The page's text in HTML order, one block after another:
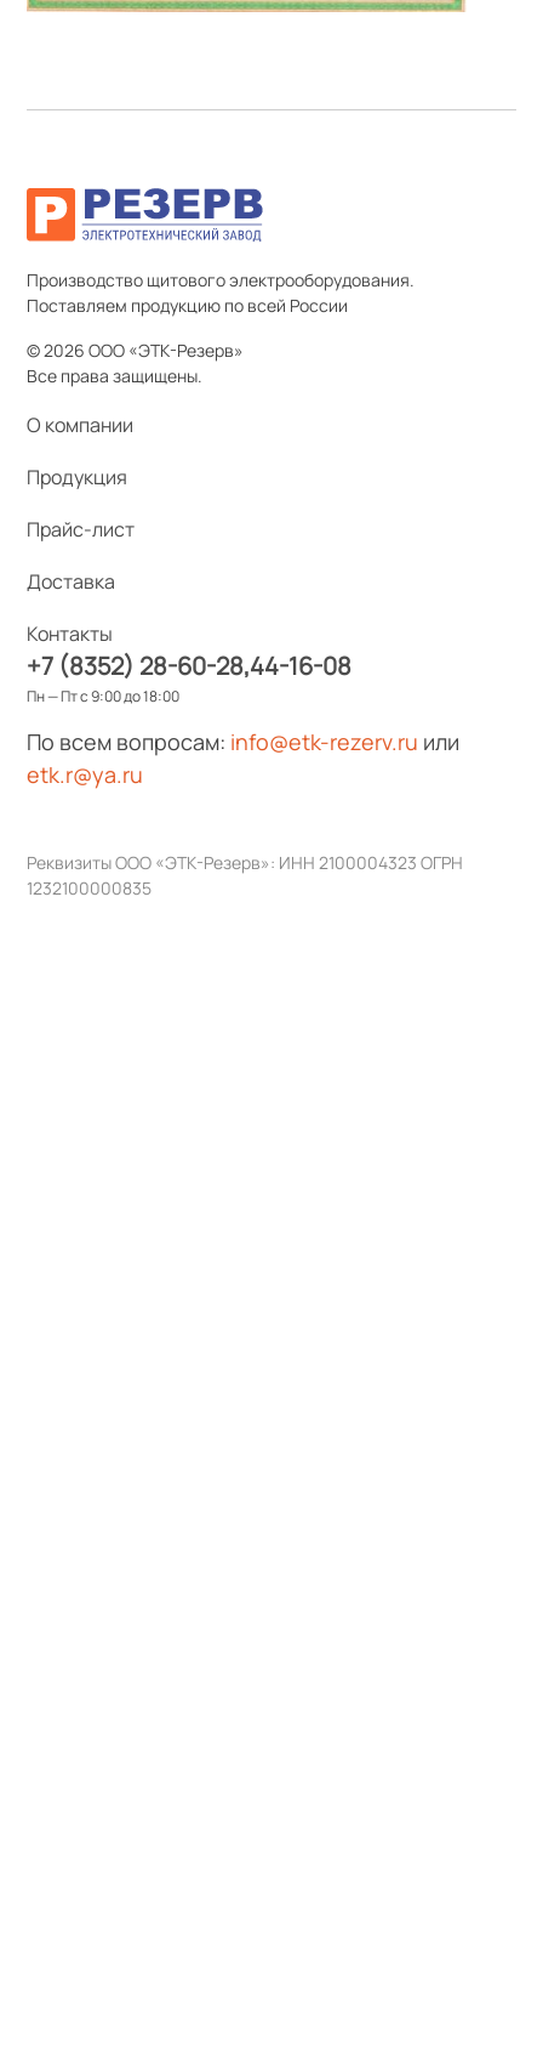
Производство щитового электрооборудования.
Поставляем продукцию по всей России
© 2026 ООО «ЭТК-Резерв»
Все права защищены.
О компании
Продукция
Прайс-лист
Доставка
Контакты
+7 (8352) 28-60-28 44-16-08
Пн — Пт с 9:00 до 18:00
По всем вопросам: info@etk-rezerv.ru или
etk.r@ya.ru
Реквизиты ООО «ЭТК-Резерв»: ИНН 2100004323 ОГРН
1232100000835